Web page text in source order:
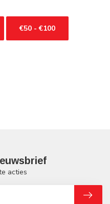
€50 - €100
acties